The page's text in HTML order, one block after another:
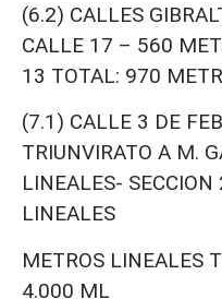
(6.2) CALLES
CALLE 17 – 560
13 TOTAL: 970
(7.1) CALLE 3 DE
TRIUNVIRATO A M.
LINEALES-
LINEALES
METROS LINEALES
4.000 ML